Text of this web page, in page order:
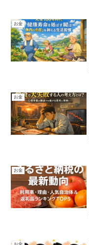
お金
お金
お金
お金